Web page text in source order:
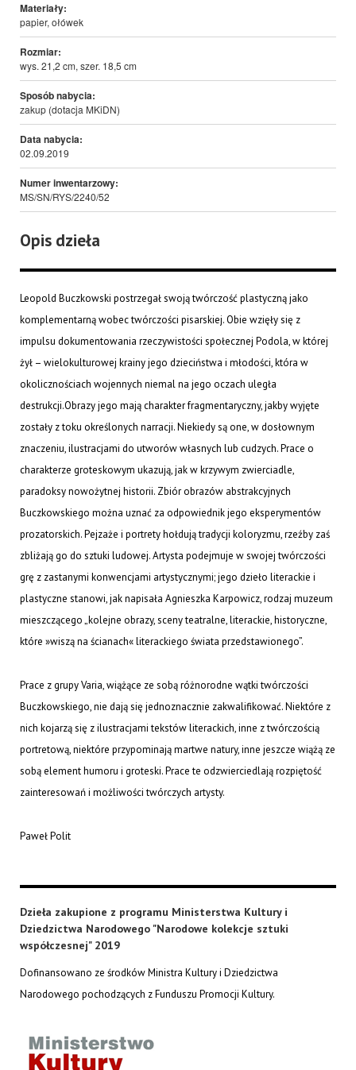
Materiały:
papier, ołówek
Rozmiar:
wys. 21,2 cm, szer. 18,5 cm
Sposób nabycia:
zakup (dotacja MKiDN)
Data nabycia:
02.09.2019
Numer inwentarzowy:
MS/SN/RYS/2240/52
Opis dzieła
Leopold Buczkowski postrzegał swoją twórczość plastyczną jako
komplementarną wobec twórczości pisarskiej. Obie wzięły się z
impulsu dokumentowania rzeczywistości społecznej Podola, w której
żył – wielokulturowej krainy jego dzieciństwa i młodości, która w
okolicznościach wojennych niemal na jego oczach uległa
destrukcji.Obrazy jego mają charakter fragmentaryczny, jakby wyjęte
zostały z toku określonych narracji. Niekiedy są one, w dosłownym
znaczeniu, ilustracjami do utworów własnych lub cudzych. Prace o
charakterze groteskowym ukazują, jak w krzywym zwierciadle,
paradoksy nowożytnej historii. Zbiór obrazów abstrakcyjnych
Buczkowskiego można uznać za odpowiednik jego eksperymentów
prozatorskich. Pejzaże i portrety hołdują tradycji koloryzmu, rzeźby zaś
zbliżają go do sztuki ludowej. Artysta podejmuje w swojej twórczości
grę z zastanymi konwencjami artystycznymi; jego dzieło literackie i
plastyczne stanowi, jak napisała Agnieszka Karpowicz, rodzaj muzeum
mieszczącego „kolejne obrazy, sceny teatralne, literackie, historyczne,
które »wiszą na ścianach« literackiego świata przedstawionego”.
Prace z grupyVaria, wiążące ze sobą różnorodne wątki twórczości
Buczkowskiego, nie dają się jednoznacznie zakwalifikować. Niektóre z
nich kojarzą się z ilustracjami tekstów literackich, inne z twórczością
portretową, niektóre przypominają martwe natury, inne jeszcze wiążą ze
sobą element humoru i groteski. Prace te odzwierciedlają rozpiętość
zainteresowań i możliwości twórczych artysty.
Paweł Polit
Dzieła zakupione z programu Ministerstwa Kultury i
Dziedzictwa Narodowego "Narodowe kolekcje sztuki
współczesnej" 2019
Dofinansowano ze środków Ministra Kultury i Dziedzictwa
Narodowego pochodzących z Funduszu Promocji Kultury.